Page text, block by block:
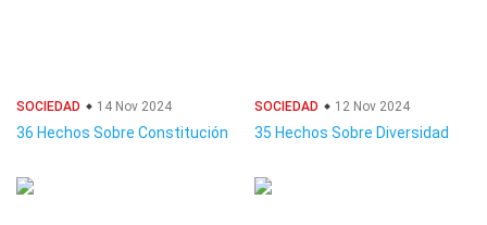
SOCIEDAD 14 Nov 2024
36 Hechos Sobre Constitución
SOCIEDAD 12 Nov 2024
35 Hechos Sobre Diversidad